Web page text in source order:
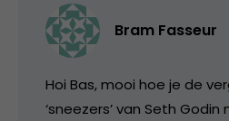
Bram Fasseur
Hoi Bas, mooi hoe je de
‘sneezers’ van Seth Godin